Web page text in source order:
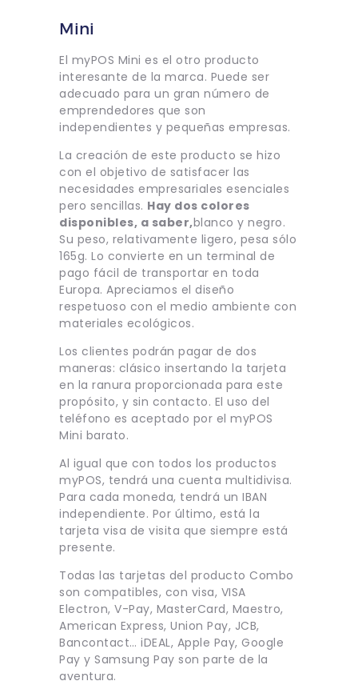
Mini
El myPOS Mini es el otro producto
interesante de la marca. Puede ser
adecuado para un gran número de
emprendedores que son
independientes y pequeñas empresas.
La creación de este producto se hizo
con el objetivo de satisfacer las
necesidades empresariales esenciales
pero sencillas. Hay dos colores
disponibles, a saber,blanco y negro.
Su peso, relativamente ligero, pesa sólo
165g. Lo convierte en un terminal de
pago fácil de transportar en toda
Europa. Apreciamos el diseño
respetuoso con el medio ambiente con
materiales ecológicos.
Los clientes podrán pagar de dos
maneras: clásico insertando la tarjeta
en la ranura proporcionada para este
propósito, y sin contacto. El uso del
teléfono es aceptado por el myPOS
Mini barato.
Al igual que con todos los productos
myPOS, tendrá una cuenta multidivisa.
Para cada moneda, tendrá un IBAN
independiente. Por último, está la
tarjeta visa de visita que siempre está
presente.
Todas las tarjetas del producto Combo
son compatibles, con visa, VISA
Electron, V-Pay, MasterCard, Maestro,
American Express, Union Pay, JCB,
Bancontact… iDEAL, Apple Pay, Google
Pay y Samsung Pay son parte de la
aventura.